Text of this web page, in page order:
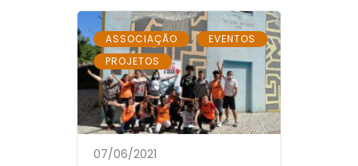
ASSOCIAÇÃO , EVENTOS ,
PROJETOS
07/06/2021